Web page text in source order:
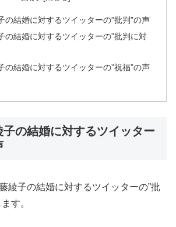
の結婚に対するツイッターの”批判”の声
の結婚に対するツイッターの”批判に対
の結婚に対するツイッターの”祝福”の声
の結婚に対するツイッター
綾子の結婚に対するツイッターの”批
す。